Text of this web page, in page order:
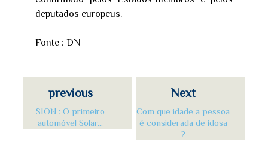
deputados europeus.
Fonte : DN
Next
Com que idade a pessoa
é considerada de idosa
?
previous
SION : O primeiro
automóvel Solar...